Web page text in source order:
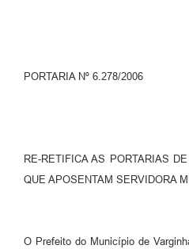
PORTARIA Nº 6.278/2006
RE-RETIFICA AS PORTARIAS
QUE APOSENTAM SERVIDORA
O Prefeito do Município de